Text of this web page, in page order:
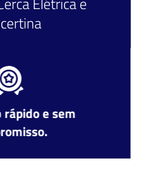
Elétricae
rápido e sem